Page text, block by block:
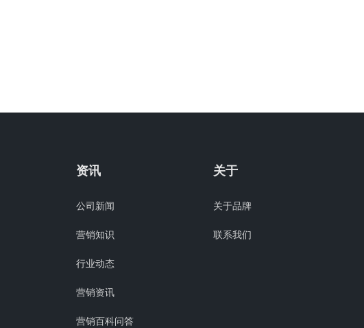
资讯
公司新闻
营销知识
行业动态
营销资讯
营销百科问答
关于
关于品牌
联系我们